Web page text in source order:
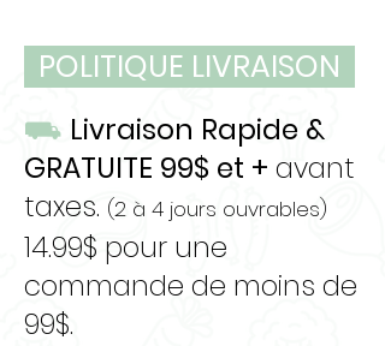
brute (min)
Humidité (max)
68%
Calcium
210
Phosphore
180mg
POLITIQUE LIVRAISON
⛟ Livraison Rapide &
GRATUITE 99$ et + avant
taxes. (2 à 4 jours ouvrables)
14.99$ pour une
commande de moins de
99$.